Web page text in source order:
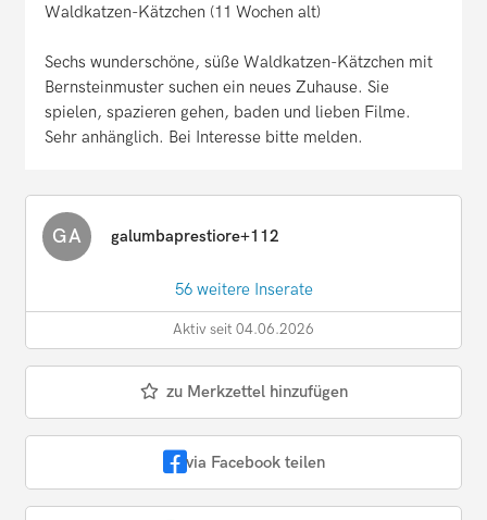
Waldkatzen-Kätzchen (11 Wochen alt)
Sechs wunderschöne, süße Waldkatzen-Kätzchen mit
Bernsteinmuster suchen ein neues Zuhause. Sie
spielen, spazieren gehen, baden und lieben Filme.
Sehr anhänglich. Bei Interesse bitte melden.
GA galumbaprestiore+112
56 weitere Inserate
Aktiv seit 04.06.2026
zu Merkzettel hinzufügen
via Facebook teilen